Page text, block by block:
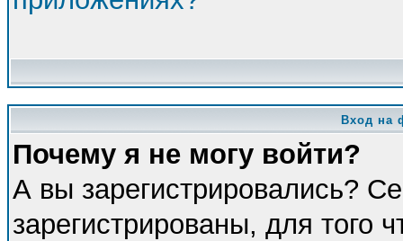
Вход на
Почему я не могу войти?
А вы зарегистрировались?
зарегистрированы, для того